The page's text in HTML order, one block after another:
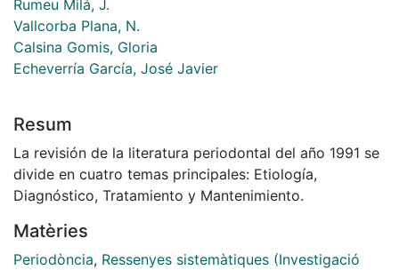
Rumeu Milá, J.
Vallcorba Plana, N.
Calsina Gomis, Gloria
Echeverría García, José Javier
Resum
La revisión de la literatura periodontal del año 1991 se
divide en cuatro temas principales: Etiología,
Diagnóstico, Tratamiento y Mantenimiento.
Matèries
Periodòncia, Ressenyes sistemàtiques (Investigació